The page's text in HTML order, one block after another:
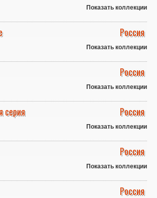
Показать коллекции
Россия
Показать коллекции
Россия
Показать коллекции
серия Россия
Показать коллекции
Россия
Показать коллекции
Россия